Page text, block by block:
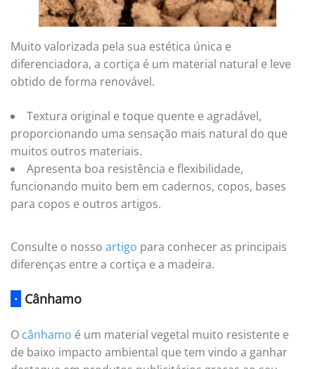
Muito valorizada pela sua estética única e
diferenciadora, a cortiça é um material natural e leve
obtido de forma renovável.
Textura original e toque quente e agradável,
proporcionando uma sensação mais natural do que
muitos outros materiais.
Apresenta boa resistência e flexibilidade,
funcionando muito bem em cadernos, copos, bases
para copos e outros artigos.
Consulte o nosso artigo para conhecer as principais
diferenças entre a cortiça e a madeira.
· Cânhamo
O cânhamo é um material vegetal muito resistente e
de baixo impacto ambiental que tem vindo a ganhar